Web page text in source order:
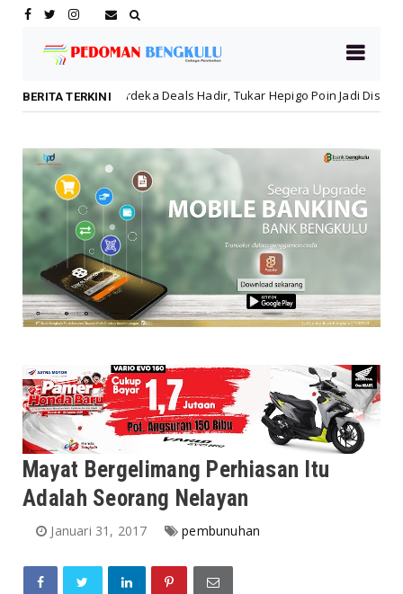
BERITA TERKINI
Deals Hadir, Tukar Hepigo Poin Jadi Diskon Hingga 30 Persen!
Mayat Bergelimang Perhiasan Itu
Adalah Seorang Nelayan
Januari 31, 2017 pembunuhan